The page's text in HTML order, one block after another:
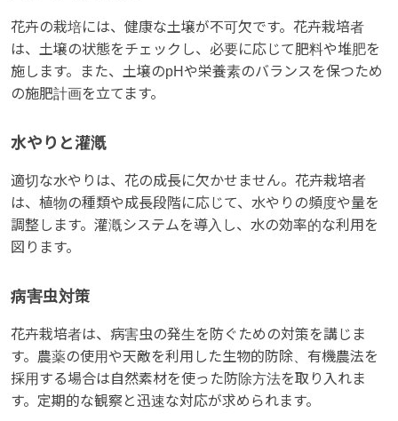
花卉の栽培には、健康な土壌が不可欠です。花卉栽培者
は、土壌の状態をチェックし、必要に応じて肥料や堆肥を
施します。また、土壌のpHや栄養素のバランスを保つため
の施肥計画を立てます。
水やりと灌漑
適切な水やりは、花の成長に欠かせません。花卉栽培者
は、植物の種類や成長段階に応じて、水やりの頻度や量を
調整します。灌漑システムを導入し、水の効率的な利用を
図ります。
病害虫対策
花卉栽培者は、病害虫の発生を防ぐための対策を講じま
す。農薬の使用や天敵を利用した生物的防除、有機農法を
採用する場合は自然素材を使った防除方法を取り入れま
す。定期的な観察と迅速な対応が求められます。